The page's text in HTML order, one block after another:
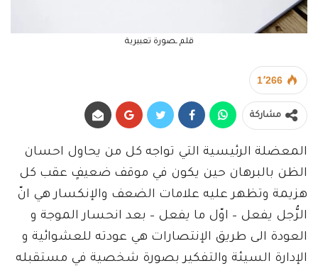
قلم ـصورة تعبيرية
1٬266
مشاركة
المعضلة الرئيسية التي تواجه كل من يحاول احسان
الظن بالبرهان حين يكون في موقف ضعيفٍ عقب كل
هزيمة وتظهر عليه علامات الضعف والإنكسار هي انّ
الرُّجل يفعل – اوّل ما يفعل – بعد انحسار الموجة و
العودة الى طريق الإنتصارات هي عودته للعشوائية و
الإدارة السيئة والتفكير بصورة شخصية في مستقبله